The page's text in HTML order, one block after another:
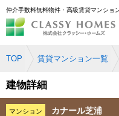
仲介手数料無料物件・高級賃貸マンショ
TOP 賃貸マンション一覧
建物詳細
マンション カナール芝浦